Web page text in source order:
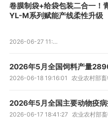
卷膜制袋+给袋包装二合一！
YL-M系列赋能产线柔性升级
2026-06-27 11:34:38
2026年5月全国饲料产量
2026-06-18 19:16:01
2026年5月全国主要动物疫
2026-06-17 18:41:27 农业农村部